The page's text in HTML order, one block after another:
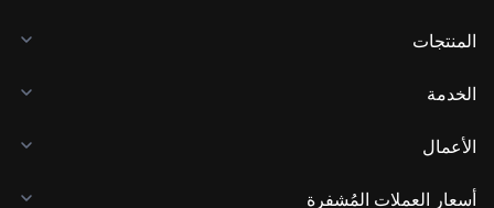
المنتجات
الخدمة
الأعمال
أسعار العملات المُشفرة